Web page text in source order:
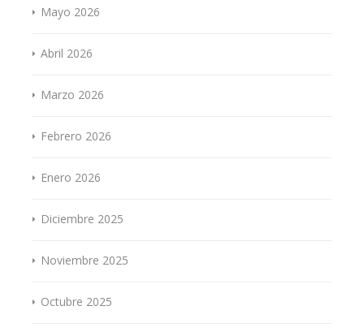
Mayo 2026
Abril 2026
Marzo 2026
Febrero 2026
Enero 2026
Diciembre 2025
Noviembre 2025
Octubre 2025